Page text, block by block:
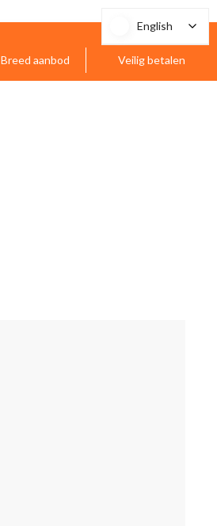
Breed aanbod Veilig betalen
English
English